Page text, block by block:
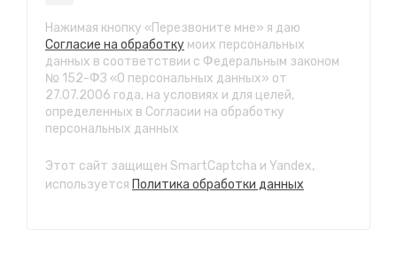
СТО "Байкальская"
ул.Байкальская, 58г
с 7.00 до 23.30, без выходных
СТО "Марата"
ул. Рабочего штаба, 96
с 7.00 до 21.30, без выходных
СТО "Ново-Ленино"
ул. Розы Люксембург, 97
Нажимая кнопку «Перезвоните мне» я даю
Согласие на обработку моих персональных
данных в соответствии с Федеральным законом
№ 152-ФЗ «О персональных данных» от
27.07.2006 года, на условиях и для целей,
определенных в Согласии на обработку
персональных данных
Этот сайт защищен SmartCaptcha и Yandex,
используется Политика обработки данных